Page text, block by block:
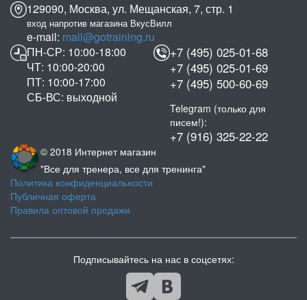
129090, Москва, ул. Мещанская, 7, стр. 1
вход напротив магазина ВкусВилл
e-mail: mail@gotraining.ru
ПН-СР: 10:00-18:00
ЧТ: 10:00-20:00
ПТ: 10:00-17:00
СБ-ВС: выходной
+7 (495) 025-01-68
+7 (495) 025-01-69
+7 (495) 500-60-69
Telegram (только для
писем!):
+7 (916) 325-22-22
© 2018 Интернет магазин
"Все для тренера, все для тренинга"
Политика конфиденциальности
Публичная оферта
Правила оптовой продажи
Подписывайтесь на нас в соцсетях: